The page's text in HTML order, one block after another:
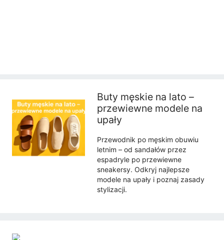
Buty męskie na lato –
przewiewne modele na
upały
Przewodnik po męskim obuwiu
letnim – od sandałów przez
espadryle po przewiewne
sneakersy. Odkryj najlepsze
modele na upały i poznaj zasady
stylizacji.